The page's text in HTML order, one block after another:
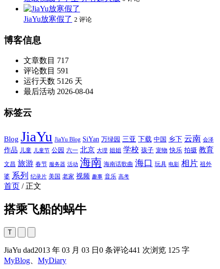
JiaYu放寒假了 2 评论
博客信息
文章数目 717
评论数目 591
运行天数 5126 天
最后活动 2026-08-04
标签云
Blog JiaYu JiaYu Blog SiYan 万绿园 三亚 下载 中国 乡下 云南 会泽
作品 儿童 儿童节 公园 六一 北京 大理 姐姐 学校 孩子 宠物 快乐 拍摄 教育
文昌 旅游 春节 服务器 活动 海南 海南话歌曲 海口 玩具 电影 相片 祖外
婆 系列 纪录片 美国 老家 视频 趣事 音乐 高考
首页 / 正文
搭乘飞船的蜗牛
T
JiaYu dad2013 年 03 月 03 日 0 条评论441 次浏览 125 字
MyBlog
MyDiary